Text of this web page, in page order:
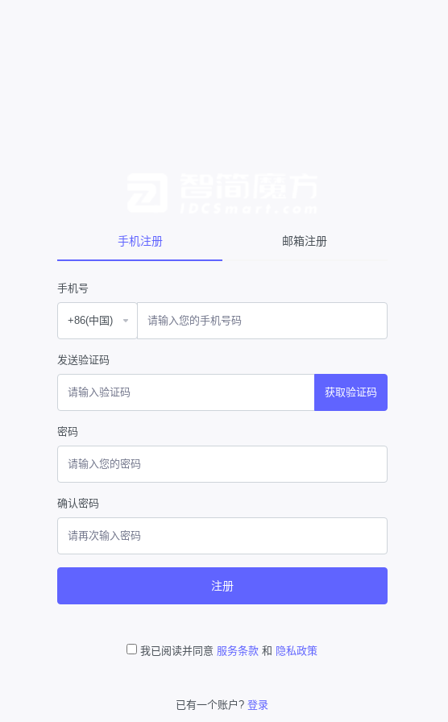
手机注册 邮箱注册
手机号
发送验证码
获取验证码
密码
确认密码
注册
我已阅读并同意 服务条款 和 隐私政策
已有一个账户?登录